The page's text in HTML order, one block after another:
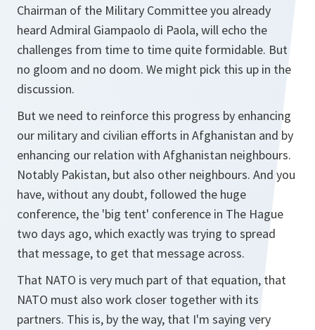
Chairman of the Military Committee you already
heard Admiral Giampaolo di Paola, will echo the
challenges from time to time quite formidable. But
no gloom and no doom. We might pick this up in the
discussion.
But we need to reinforce this progress by enhancing
our military and civilian efforts in Afghanistan and by
enhancing our relation with Afghanistan neighbours.
Notably Pakistan, but also other neighbours. And you
have, without any doubt, followed the huge
conference, the 'big tent' conference in The Hague
two days ago, which exactly was trying to spread
that message, to get that message across.
That NATO is very much part of that equation, that
NATO must also work closer together with its
partners. This is, by the way, that I'm saying very